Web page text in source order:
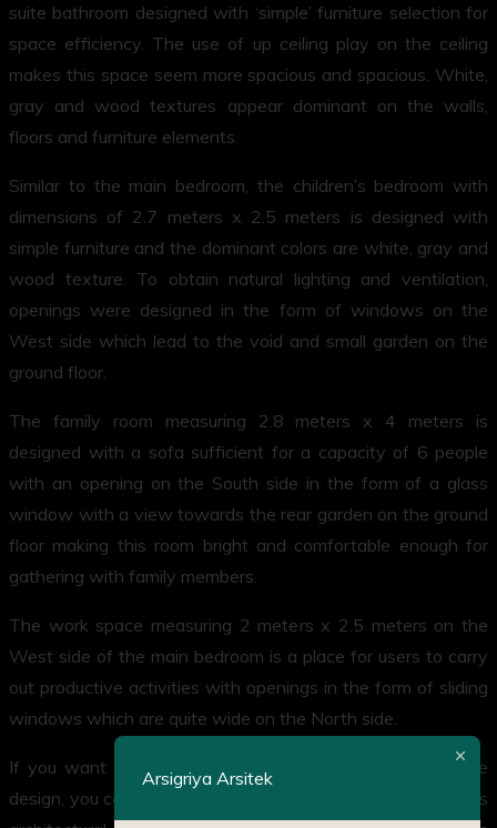
suite bathroom designed with ‘simple’ furniture selection for
space efficiency. The use of up ceiling play on the ceiling
makes this space seem more spacious and spacious. White,
gray and wood textures appear dominant on the walls,
floors and furniture elements.
Similar to the main bedroom, the children’s bedroom with
dimensions of 2.7 meters x 2.5 meters is designed with
simple furniture and the dominant colors are white, gray and
wood texture. To obtain natural lighting and ventilation,
openings were designed in the form of windows on the
West side which lead to the void and small garden on the
ground floor.
The family room measuring 2.8 meters x 4 meters is
designed with a sofa sufficient for a capacity of 6 people
with an opening on the South side in the form of a glass
window with a view towards the rear garden on the ground
floor making this room bright and comfortable enough for
gathering with family members.
The work space measuring 2 meters x 2.5 meters on the
West side of the main bedroom is a place for users to carry
out productive activities with openings in the form of sliding
windows which are quite wide on the North side.
If you want to build a house and are confused about the
design, you can just visit this website. We are one of Jogja’s
Arsigriya Arsitek